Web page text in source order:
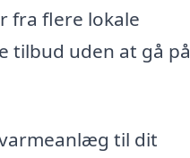
fra flere lokale
tilbud uden at gå på
til dit